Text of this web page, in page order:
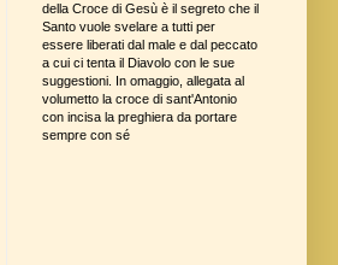
della Croce di Gesù è il segreto che il
Santo vuole svelare a tutti per
essere liberati dal male e dal peccato
a cui ci tenta il Diavolo con le sue
suggestioni. In omaggio, allegata al
volumetto la croce di sant'Antonio
con incisa la preghiera da portare
sempre con sé